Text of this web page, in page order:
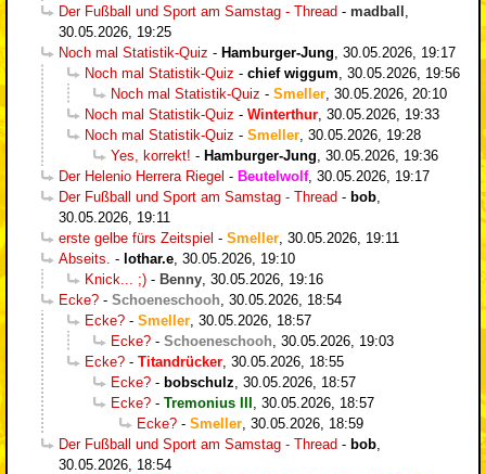
Der Fußball und Sport am Samstag - Thread - madball
30.05.2026, 19:25
Noch mal Statistik-Quiz - Hamburger-Jung 30.05.2026, 19:17
Noch mal Statistik-Quiz - chief wiggum 30.05.2026, 19:56
Noch mal Statistik-Quiz - Smeller 30.05.2026, 20:10
Noch mal Statistik-Quiz - Winterthur 30.05.2026, 19:33
Noch mal Statistik-Quiz - Smeller 30.05.2026, 19:28
Yes, korrekt! - Hamburger-Jung 30.05.2026, 19:36
Der Helenio Herrera Riegel - Beutelwolf, 30.05.2026, 19:17
Der Fußball und Sport am Samstag - Thread - bob
30.05.2026, 19:11
erste gelbe fürs Zeitspiel - Smeller 30.05.2026, 19:11
Abseits. - lothar.e 30.05.2026, 19:10
Knick... ;) - Benny 30.05.2026, 19:16
Ecke? - Schoeneschooh 30.05.2026, 18:54
Ecke? - Smeller 30.05.2026, 18:57
Ecke? - Schoeneschooh 30.05.2026, 19:03
Ecke? - Titandrücker 30.05.2026, 18:55
Ecke? - bobschulz 30.05.2026, 18:57
Ecke? - Tremonius III
30.05.2026, 18:57
Ecke? - Smeller 30.05.2026, 18:59
Der Fußball und Sport am Samstag - Thread - bob
30.05.2026, 18:54